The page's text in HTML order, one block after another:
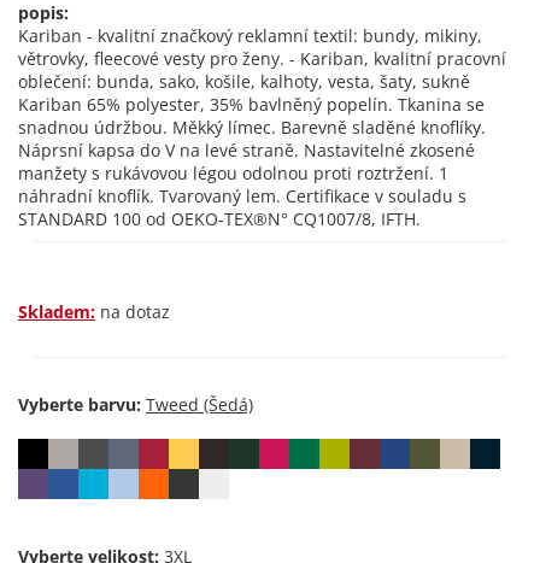
popis:
Kariban - kvalitní značkový reklamní textil: bundy, mikiny,
větrovky, fleecové vesty pro ženy. - Kariban, kvalitní pracovní
oblečení: bunda, sako, košile, kalhoty, vesta, šaty, sukně
Kariban 65% polyester, 35% bavlněný popelín. Tkanina se
snadnou údržbou. Měkký límec. Barevně sladěné knoflíky.
Náprsní kapsa do V na levé straně. Nastavitelné zkosené
manžety s rukávovou légou odolnou proti roztržení. 1
náhradní knoflík. Tvarovaný lem. Certifikace v souladu s
STANDARD 100 od OEKO-TEX®N° CQ1007/8, IFTH.
Skladem: na dotaz
Vyberte barvu:
Vyberte velikost: